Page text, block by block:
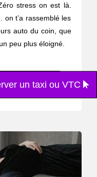
stress on est là.
on t’a rassemblé les
auto du coin, que
peu plus éloigné.
un taxi ou VTC